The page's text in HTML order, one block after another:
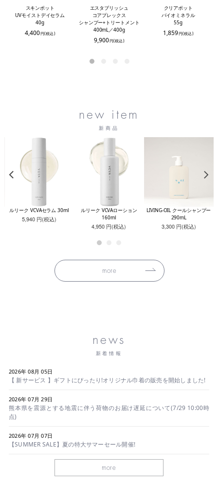
スキンポット
UVモイストデイセラム
40g
4,400円(税込)
エスタブリッシュ
コアプレックス
シャンプー+トリートメント
400mL／400g
9,900円(税込)
クリアポット
バイオミネラル
55g
1,859円(税込)
new item
新商品
ルリーク VCVAセラム 30ml
5,940 円(税込)
ルリーク VCVAローション
160ml
4,950 円(税込)
LIVING-OIL クールシャンプー
290mL
3,300 円(税込)
more
news
新着情報
2026年 08月 05日
【 新サービス 】ギフトにぴったり!オリジナル巾着の販売を開始しました!
2026年 07月 29日
熊本県を震源とする地震に伴う荷物のお届け遅延について(7/29 10:00時
点)
2026年 07月 07日
【SUMMER SALE】夏の特大サマーセール開催!
more